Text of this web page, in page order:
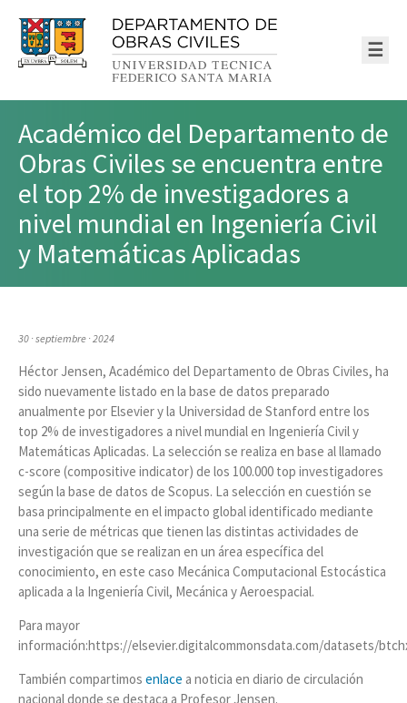
☰
Académico del Departamento de
Obras Civiles se encuentra entre
el top 2% de investigadores a
nivel mundial en Ingeniería Civil
y Matemáticas Aplicadas
30 · septiembre · 2024
Héctor Jensen, Académico del Departamento de Obras Civiles, ha
sido nuevamente listado en la base de datos preparado
anualmente por Elsevier y la Universidad de Stanford entre los
top 2% de investigadores a nivel mundial en Ingeniería Civil y
Matemáticas Aplicadas. La selección se realiza en base al llamado
c-score (compositive indicator) de los 100.000 top investigadores
según la base de datos de Scopus. La selección en cuestión se
basa principalmente en el impacto global identificado mediante
una serie de métricas que tienen las distintas actividades de
investigación que se realizan en un área específica del
conocimiento, en este caso Mecánica Computacional Estocástica
aplicada a la Ingeniería Civil, Mecánica y Aeroespacial.
Para mayor
información:https://elsevier.digitalcommonsdata.com/datasets/
También compartimos enlace a noticia en diario de circulación
nacional donde se destaca a Profesor Jensen.